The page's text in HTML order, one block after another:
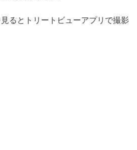
るとトリートビューアプリで撮影